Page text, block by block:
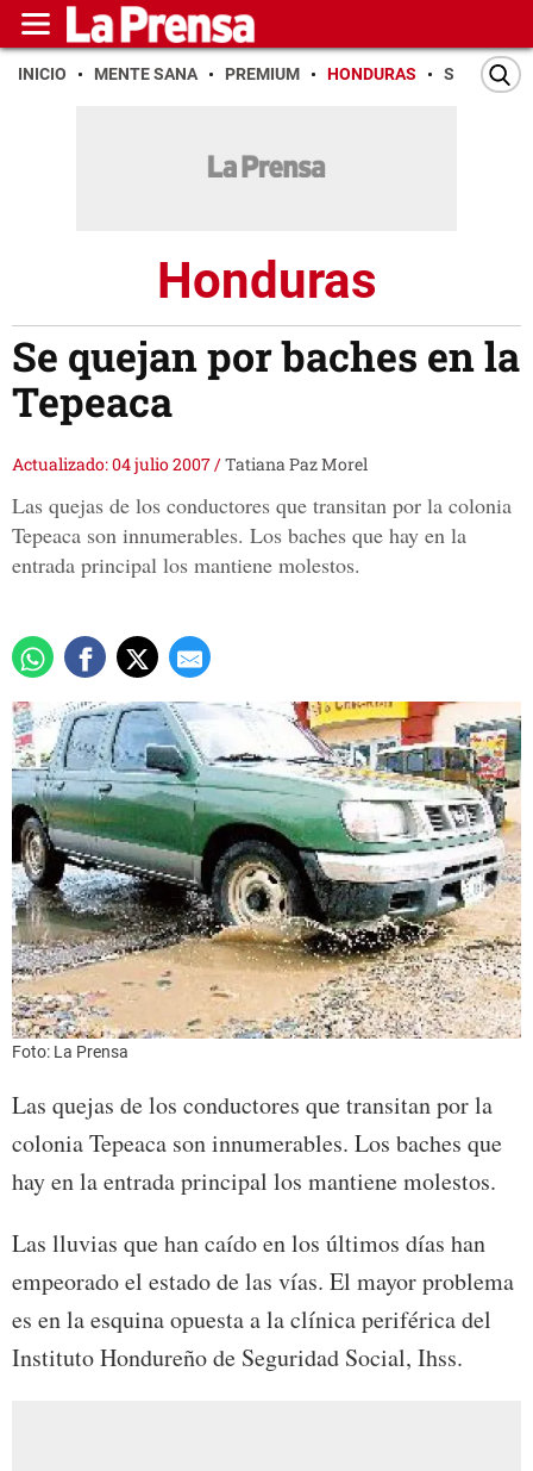
INICIO MENTE SANA PREMIUM HONDURAS SAN PEDRO
Honduras
Se quejan por baches en la
Tepeaca
Actualizado: 04 julio 2007/Tatiana Paz Morel
Las quejas de los conductores que transitan por la colonia
Tepeaca son innumerables. Los baches que hay en la
entrada principal los mantiene molestos.
Foto: La Prensa
Las quejas de los conductores que transitan por la
colonia Tepeaca son innumerables. Los baches que
hay en la entrada principal los mantiene molestos.
Las lluvias que han caído en los últimos días han
empeorado el estado de las vías. El mayor problema
es en la esquina opuesta a la clínica periférica del
Instituto Hondureño de Seguridad Social, Ihss.